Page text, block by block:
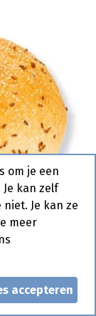
om je een
kan zelf
Je kan ze
meer
accepteren